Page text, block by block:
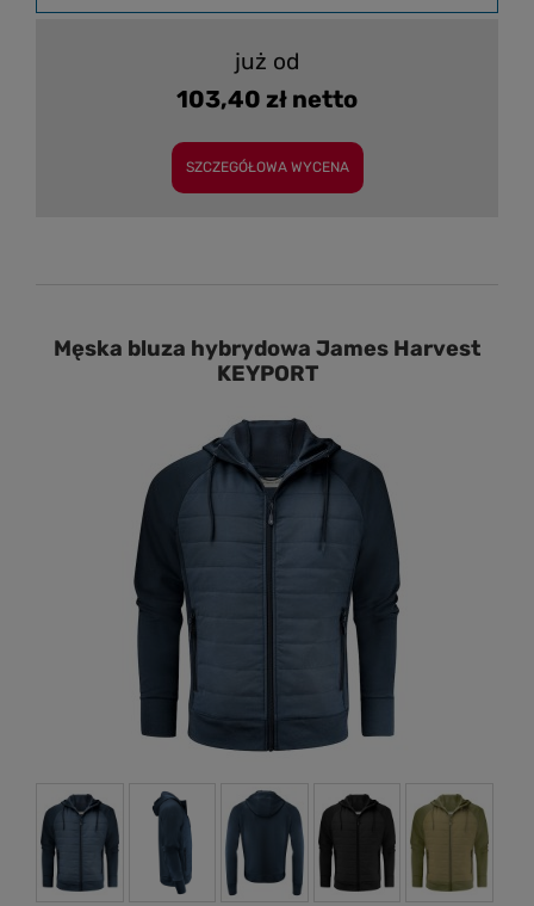
już od
103,40 zł netto
SZCZEGÓŁOWA WYCENA
Męska bluza hybrydowa James Harvest
KEYPORT